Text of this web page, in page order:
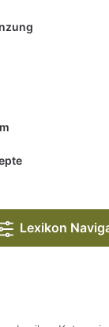
Lexikon